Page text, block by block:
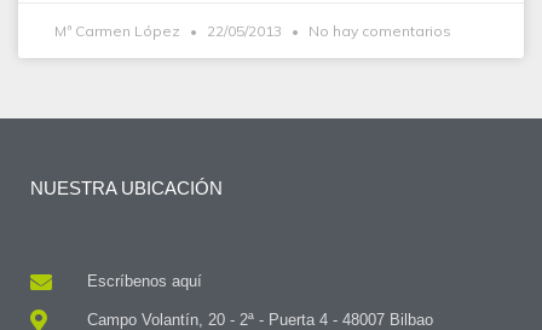
Mª Carmen López 22/05/2013 No hay comentarios
NUESTRA UBICACIÓN
Escríbenos aquí
Campo Volantín, 20 - 2ª - Puerta 4 - 48007 Bilbao